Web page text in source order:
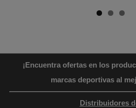
¡Encuentra ofertas en los
marcas deportivas al
Distribuidores